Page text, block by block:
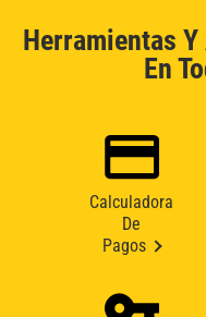
Herramientas
En
Calculadora
De
Pagos